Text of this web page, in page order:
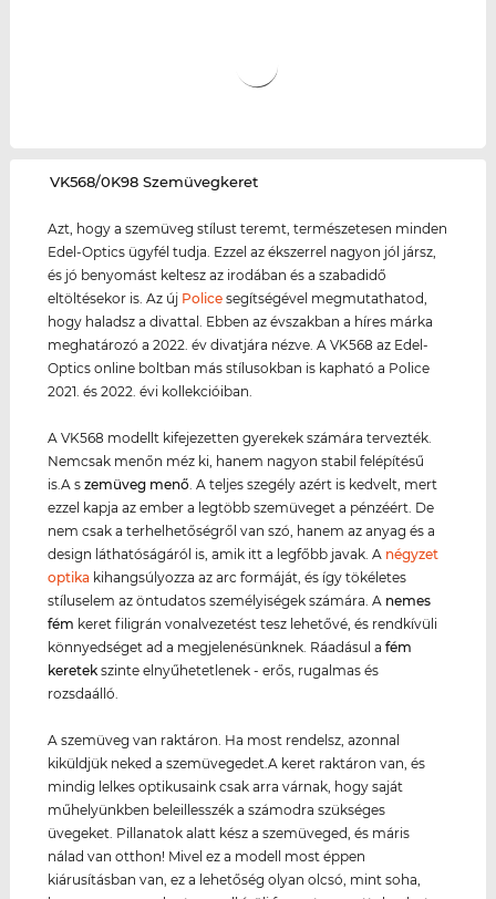
‌VK568/0K98 Szemüvegkeret
Azt, hogy a szemüveg stílust teremt, természetesen minden
Edel-Optics ügyfél tudja. Ezzel az ékszerrel nagyon jól jársz,
és jó benyomást keltesz az irodában és a szabadidő
eltöltésekor is. Az új Police segítségével megmutathatod,
hogy haladsz a divattal. Ebben az évszakban a híres márka
meghatározó a 2022. év divatjára nézve. A VK568 az Edel-
Optics online boltban más stílusokban is kapható a Police
2021. és 2022. évi kollekcióiban.
A VK568 modellt kifejezetten gyerekek számára tervezték.
Nemcsak menőn méz ki, hanem nagyon stabil felépítésű
is.A szemüveg menő . A teljes szegély azért is kedvelt, mert
ezzel kapja az ember a legtöbb szemüveget a pénzéért. De
nem csak a terhelhetőségről van szó, hanem az anyag és a
design láthatóságáról is, amik itt a legfőbb javak. A négyzet
optika kihangsúlyozza az arc formáját, és így tökéletes
stíluselem az öntudatos személyiségek számára. A nemes
fém keret filigrán vonalvezetést tesz lehetővé, és rendkívüli
könnyedséget ad a megjelenésünknek. Ráadásul afém
keretek szinte elnyűhetetlenek - erős, rugalmas és
rozsdaálló.
A szemüveg van raktáron. Ha most rendelsz, azonnal
kiküldjük neked a szemüvegedet.A keret raktáron van, és
mindig lelkes optikusaink csak arra várnak, hogy saját
műhelyünkben beleillesszék a számodra szükséges
üvegeket. Pillanatok alatt kész a szemüveged, és máris
nálad van otthon! Mivel ez a modell most éppen
kiárusításban van, ez a lehetőség olyan olcsó, mint soha,